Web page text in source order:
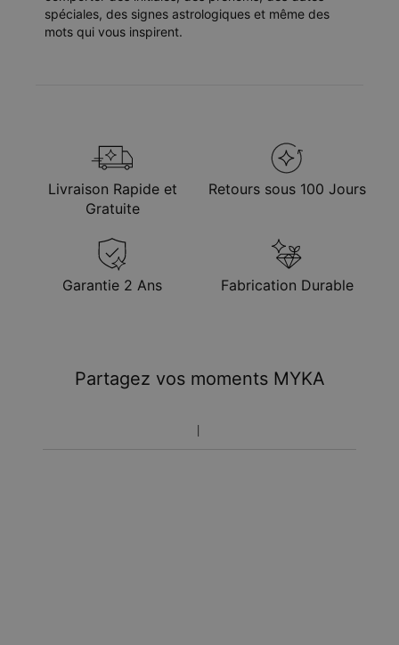
spéciales, des signes astrologiques et même des
mots qui vous inspirent.
Livraison Rapide et
Gratuite
Retours sous 100 Jours
Garantie 2 Ans Fabrication Durable
Partagez vos moments MYKA